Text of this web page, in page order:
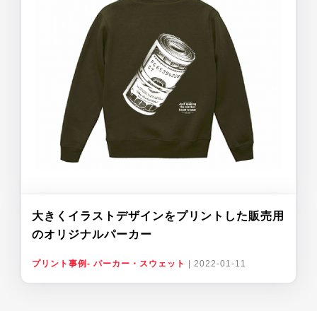
大きくイラストデザインをプリントした販売用
のオリジナルパーカー
プリント事例- パーカー・スウェット 2022-01-11